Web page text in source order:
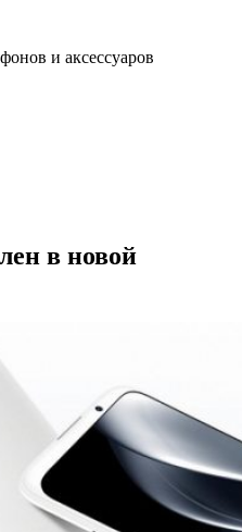
и аксессуаров
в новой